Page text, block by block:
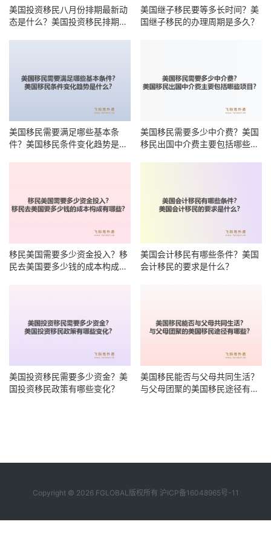
美国投资移民八月份排期最新动
态是什么？美国投资移民排期何
美国继子移民要等多长时间？美
国继子移民的办理周期是多久？
美国移民需要满足哪些基本条
件？美国移民条件变化趋势是什
美国移民需要多少中介费？美国
移民出国中介费主要包括哪些项
移民美国需要多少资金投入？移
民去美国要多少钱的成本构成有
美国会计移民有哪些条件？美国
会计移民的要求是什么？
美国投资移民需要多少资金？美
国投资移民政策有哪些变化？
美国移民能否与父母共同生活？
与父母团聚的美国移民途径有哪
Copyright © 2026 FGLOBAL版权所有 沪ICP备16048965号-11